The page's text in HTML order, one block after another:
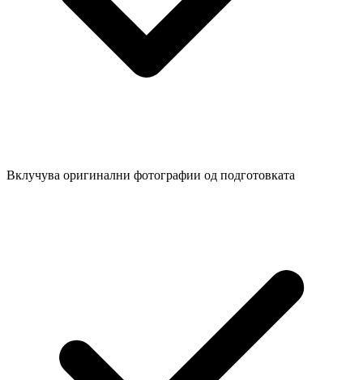
Вклучува оригинални фотографии од подготовката